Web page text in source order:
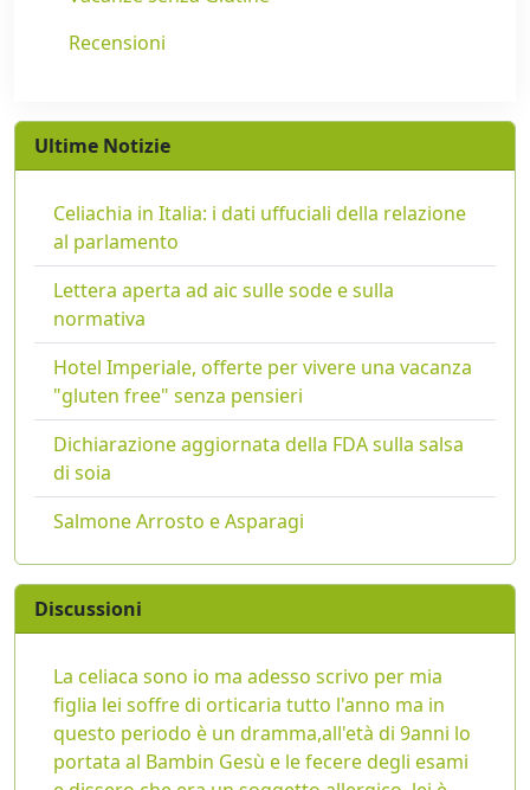
Recensioni
Ultime Notizie
Celiachia in Italia: i dati uffuciali della relazione
al parlamento
Lettera aperta ad aic sulle sode e sulla
normativa
Hotel Imperiale, offerte per vivere una vacanza
"gluten free" senza pensieri
Dichiarazione aggiornata della FDA sulla salsa
di soia
Salmone Arrosto e Asparagi
Discussioni
La celiaca sono io ma adesso scrivo per mia
figlia lei soffre di orticaria tutto l'anno ma in
questo periodo è un dramma,all'età di 9anni lo
portata al Bambin Gesù e le fecere degli esami